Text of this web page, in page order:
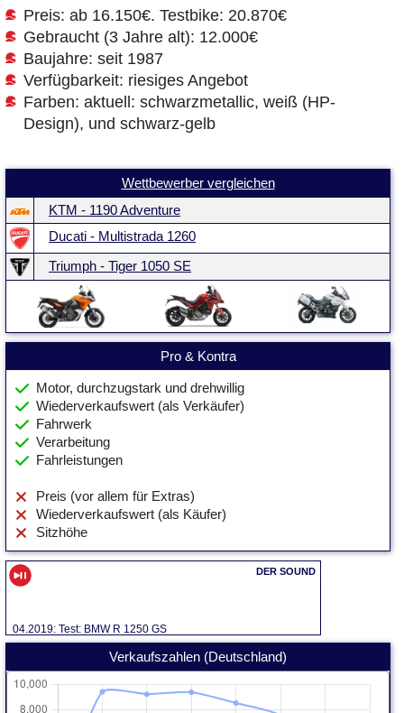
Preis: ab 16.150€. Testbike: 20.870€
Gebraucht (3 Jahre alt): 12.000€
Baujahre: seit 1987
Verfügbarkeit: riesiges Angebot
Farben: aktuell: schwarzmetallic, weiß (HP-
Design), und schwarz-gelb
Wettbewerber vergleichen
KTM - 1190 Adventure
Ducati - Multistrada 1260
Triumph - Tiger 1050 SE
Pro & Kontra
Motor, durchzugstark und drehwillig
Wiederverkaufswert (als Verkäufer)
Fahrwerk
Verarbeitung
Fahrleistungen
Preis (vor allem für Extras)
Wiederverkaufswert (als Käufer)
Sitzhöhe
04.2019: Test: BMW R 1250 GS
Verkaufszahlen (Deutschland)